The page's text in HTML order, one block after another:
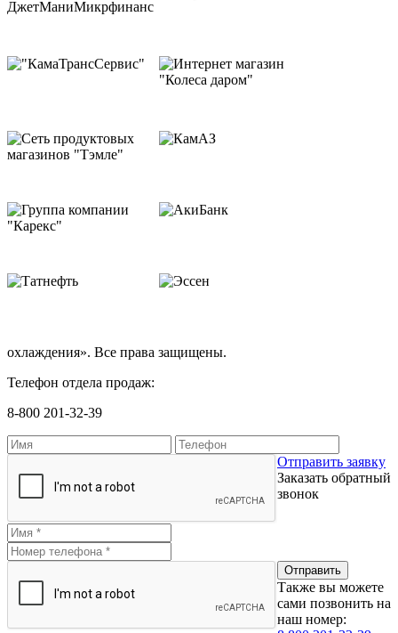
охлаждения». Все права защищены.
Телефон отдела продаж:
8-800 201-32-39
Отправить заявку
Заказать обратный
звонок
Также вы можете
сами позвонить на
наш номер: